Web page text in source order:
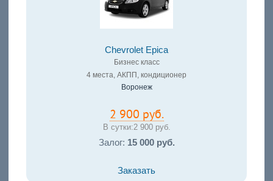
Chevrolet Epica
Бизнес класс
4 места, АКПП, кондиционер
Воронеж
2 900 руб.
В сутки:2 900 руб.
Залог: 15 000 руб.
Заказать